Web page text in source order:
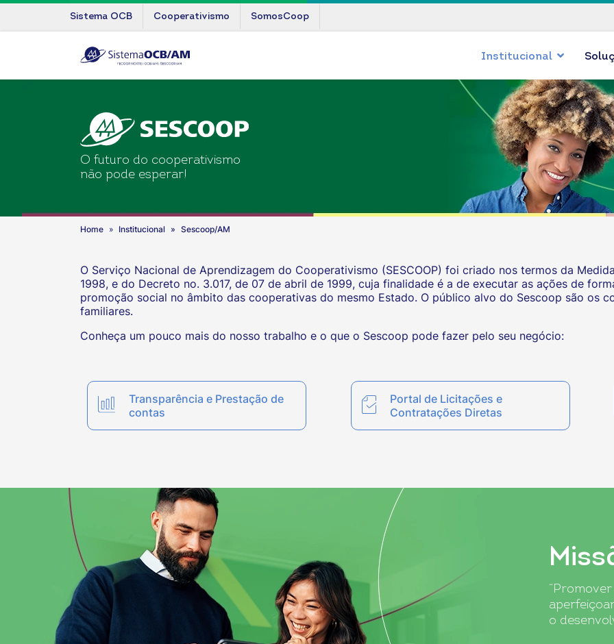
Sistema OCB Cooperativismo SomosCoop
Institucional
O futuro do cooperativismo
não pode esperar!
Home Institucional Sescoop/AM
O Serviço Nacional de Aprendizagem do Cooperativismo (SESCOOP) foi criado nos termos da
1998, e do Decreto no. 3.017, de 07 de abril de 1999, cuja finalidade é a de executar as ações de
promoção social no âmbito das cooperativas do mesmo Estado. O público alvo do Sescoop são os
familiares.
Conheça um pouco mais do nosso trabalho e o que o Sescoop pode fazer pelo seu negócio:
Transparência e Prestação de
contas
Portal de Licitações e
Contratações Diretas
o